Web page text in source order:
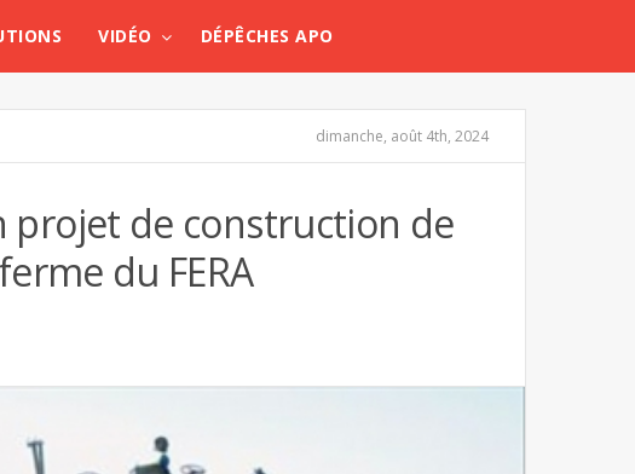
VIDÉO DÉPÊCHES APO
dimanche, août 4th, 2024
projet de construction de
du FERA